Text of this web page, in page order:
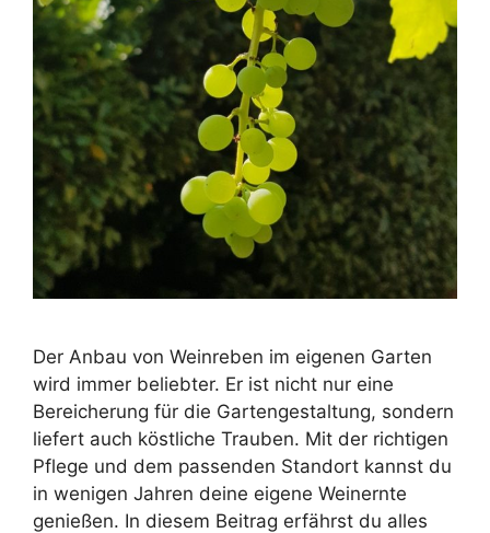
Der Anbau von Weinreben im eigenen Garten
wird immer beliebter. Er ist nicht nur eine
Bereicherung für die Gartengestaltung, sondern
liefert auch köstliche Trauben. Mit der richtigen
Pflege und dem passenden Standort kannst du
in wenigen Jahren deine eigene Weinernte
genießen. In diesem Beitrag erfährst du alles